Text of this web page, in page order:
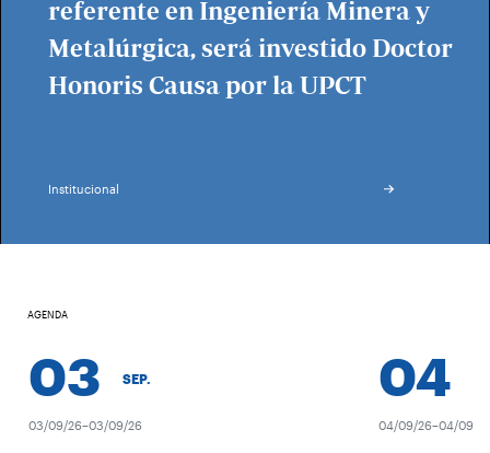
referente en Ingeniería Minera y
Metalúrgica, será investido Doctor
Honoris Causa por la UPCT
Institucional
AGENDA
03 SEP.
03/09/26–03/09/26
04
04/09/26–04/09/26